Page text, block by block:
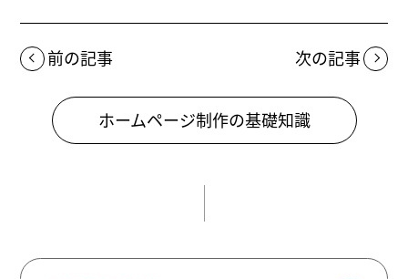
前の記事 次の記事
ホームページ制作の基礎知識